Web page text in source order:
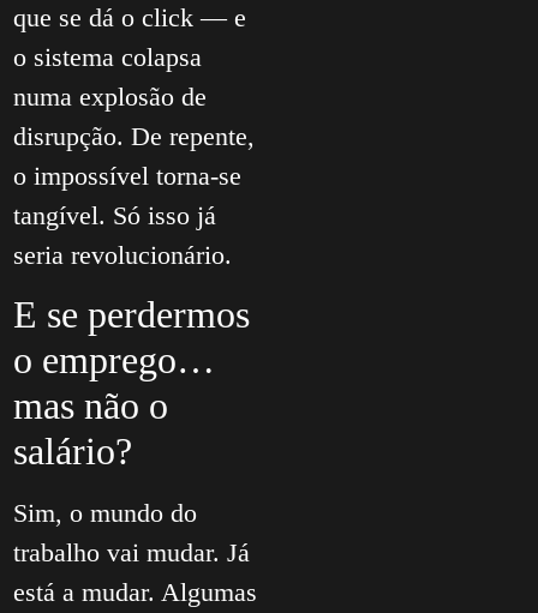
que se dá o click — e
o sistema colapsa
numa explosão de
disrupção. De repente,
o impossível torna-se
tangível. Só isso já
seria revolucionário.
E se perdermos
o emprego…
mas não o
salário?
Sim, o mundo do
trabalho vai mudar. Já
está a mudar. Algumas